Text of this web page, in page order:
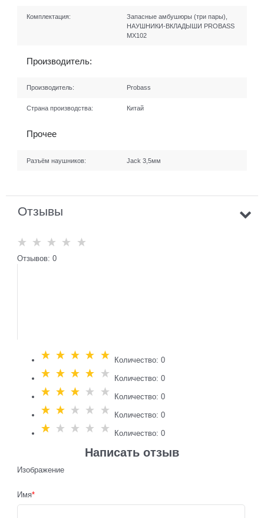
Комплектация:
Запасные амбушюры (три пары),
НАУШНИКИ-ВКЛАДЫШИ PROBASS
MX102
Производитель:
Производитель: Probass
Страна производства: Китай
Прочее
Разъём наушников: Jack 3,5мм
Отзывы
Отзывов: 0
Количество: 0
Количество: 0
Количество: 0
Количество: 0
Количество: 0
Написать отзыв
Изображение
Имя